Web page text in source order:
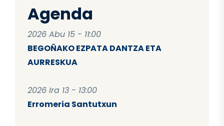
Agenda
2026 Abu 15 - 11:00
BEGOÑAKO EZPATA DANTZA ETA
AURRESKUA
2026 Ira 13 - 13:00
Erromeria Santutxun